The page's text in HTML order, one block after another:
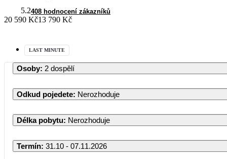
5.2408 hodnocení zákazníků
20 590 Kč13 790 Kč
LAST MINUTE
Osoby: 2 dospělí
Odkud pojedete: Nerozhoduje
Délka pobytu: Nerozhoduje
Termín: 31.10 - 07.11.2026